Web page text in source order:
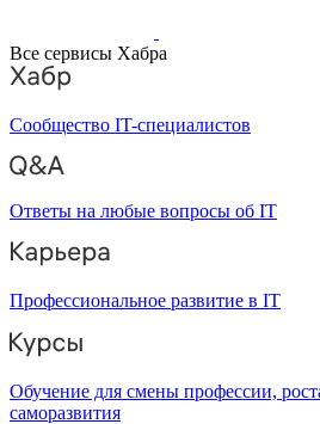
Все сервисы Хабра
Сообщество IT-специалистов
Ответы на любые вопросы об IT
Профессиональное развитие в IT
Обучение для смены профессии,
саморазвития